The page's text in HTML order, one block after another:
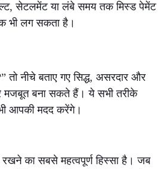
सेटलमेंट या लंबे समय तक मिस्ड पेमेंट
भी लग सकता है।
नीचे बताए गए सिद्ध, असरदार और
मजबूत बना सकते हैं। ये सभी तरीके
आपकी मदद करेंगे।
का सबसे महत्वपूर्ण हिस्सा है। जब